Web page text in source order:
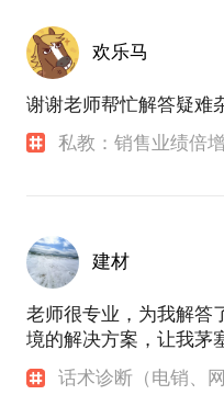
欢乐马
谢谢老师帮忙解答疑难
私教：销售业绩倍
建材
老师很专业，为我解答
境的解决方案，让我茅
话术诊断（电销、